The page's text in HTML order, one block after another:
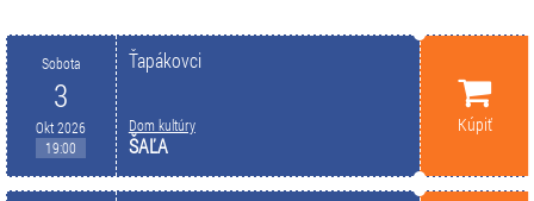
Sobota
3
Okt 2026
19:00
Ťapákovci
Dom kultúry
ŠAĽA
Kúpiť